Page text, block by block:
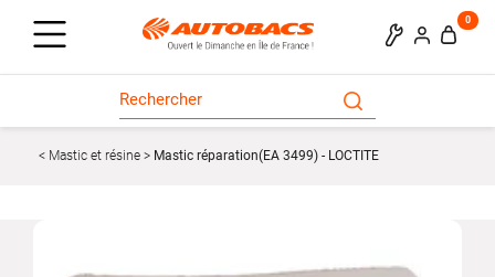
0
Mastic et résine Mastic réparation(EA 3499) - LOCTITE